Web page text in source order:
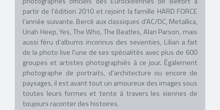
partir de l’édition 2010 et rejoint la famille HARD FORCE
l’année suivante. Bercé aux classiques d’AC/DC, Metallica,
Uriah Heep, Yes, The Who, The Beatles, Alan Parson, mais
aussi féru d’albums inconnus des seventies, Lilian a fait
de la photo live l'une de ses spécialités avec plus de 600
groupes et artistes photographiés à ce jour. Également
photographe de portraits, d’architecture ou encore de
paysages, il est avant tout un amoureux des images sous
toutes leurs formes et tente à travers les siennes de
toujours raconter des histoires.